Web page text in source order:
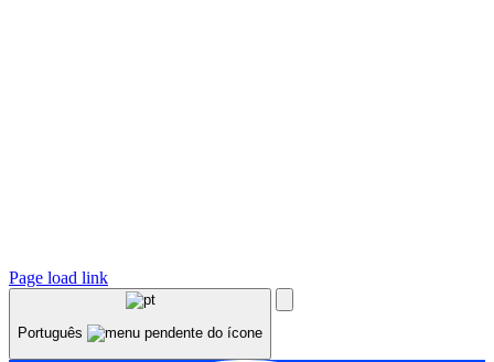
Page load link
Português